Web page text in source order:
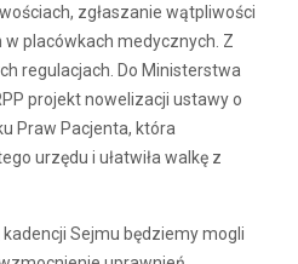
zgłaszanie wątpliwości
placówkach medycznych. Z
regulacjach. Do Ministerstwa
projekt nowelizacji ustawy o
Praw Pacjenta, która
urzędu i ułatwiła walkę z
Sejmu będziemy mogli